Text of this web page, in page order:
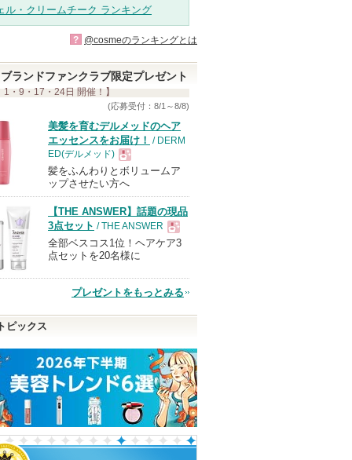
ル・クリームチーク ランキング
? @cosmeのランキングとは
ブランドファンクラブ限定プレゼント
1・9・17・24日 開催！】
(応募受付：8/1～8/8)
美髪を育むデルメッドのヘア
エッセンスをお届け！ / DERM
ED(デルメッド)
現
品
髪をふんわりとボリュームア
ップさせたい方へ
【THE ANSWER】話題の現品
3点セット / THE ANSWER
現
品
全部ベスコス1位！ヘアケア3
点セットを20名様に
プレゼントをもっとみる
ピックス